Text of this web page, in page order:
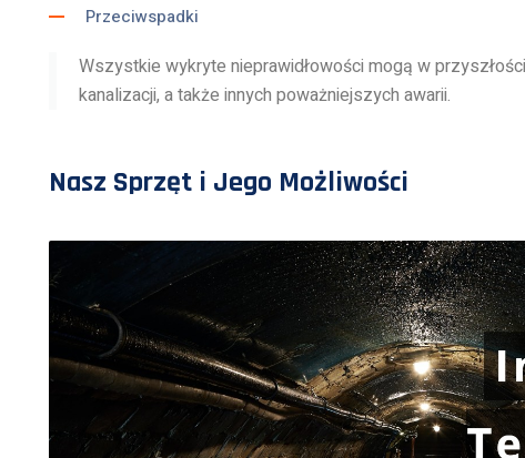
Przeciwspadki
Wszystkie wykryte nieprawidłowości mogą w
kanalizacji, a także innych poważniejszych awarii.
Nasz Sprzęt i Jego Możliwości